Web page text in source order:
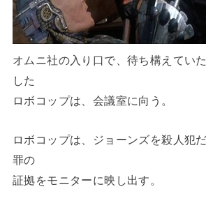
オムニ社の入り口で、待ち構えてい
した
ロボコップは、会議室に向う。
ロボコップは、ジョーンズを殺人犯
罪の
証拠をモニターに映し出す。